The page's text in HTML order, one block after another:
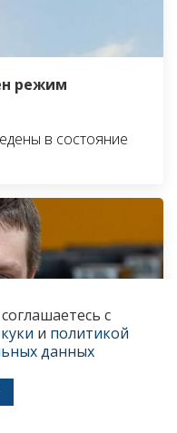
режим
в состояние
с
и политикой
данных